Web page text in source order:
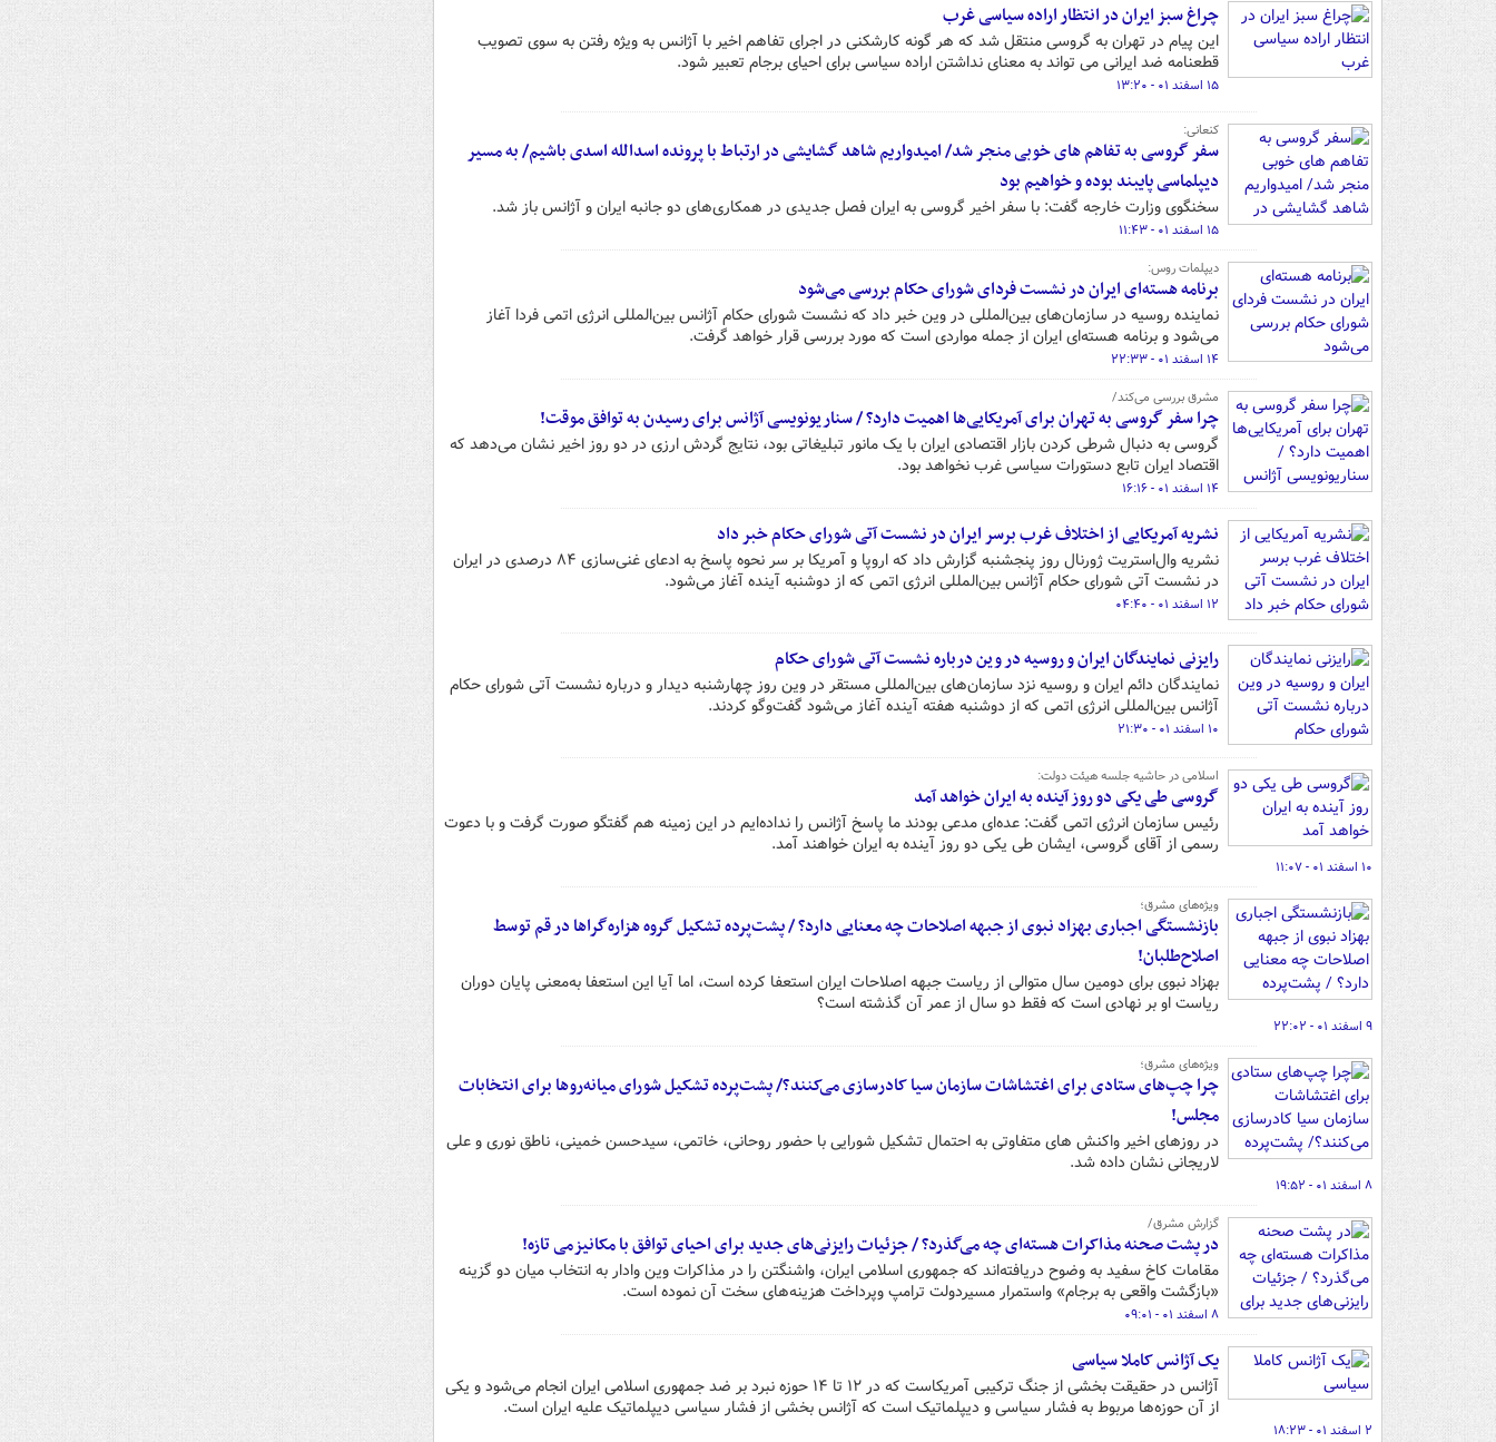
چراغ سبز ایران در انتظار اراده سیاسی غرب
این پیام در تهران به گروسی منتقل شد که هر گونه کارشکنی در اجرای تفاهم اخیر با آژانس به ویژه رفتن به سوی تصویب
قطعنامه ضد ایرانی می تواند به معنای نداشتن اراده سیاسی برای احیای برجام تعبیر شود.
۱۵ اسفند ۰۱ - ۱۳:۲۰
کنعانی:
سفر گروسی به تفاهم های خوبی منجر شد/ امیدواریم شاهد گشایشی در ارتباط با پرونده اسدالله اسدی باشیم/ به مسیر
دیپلماسی پایبند بوده و خواهیم بود
سخنگوی وزارت خارجه گفت: با سفر اخیر گروسی به ایران فصل جدیدی در همکاری‌های دو جانبه ایران و آژانس باز شد.
۱۵ اسفند ۰۱ - ۱۱:۴۳
دیپلمات روس:
برنامه هسته‌ای ایران در نشست فردای شورای حکام بررسی می‌شود
نماینده روسیه در سازمان‌های بین‌المللی در وین خبر داد که نشست شورای حکام آژانس بین‌المللی انرژی اتمی فردا آغاز
می‌شود و برنامه هسته‌ای ایران از جمله مواردی است که مورد بررسی قرار خواهد گرفت.
۱۴ اسفند ۰۱ - ۲۲:۳۳
مشرق بررسی می‌کند/
چرا سفر گروسی به تهران برای آمریکایی‌ها اهمیت دارد؟ / سناریونویسی آژانس برای رسیدن به توافق موقت!
گروسی به دنبال شرطی کردن بازار اقتصادی ایران با یک مانور تبلیغاتی بود، نتایج گردش ارزی در دو روز اخیر نشان می‌دهد که
اقتصاد ایران تابع دستورات سیاسی غرب نخواهد بود.
۱۴ اسفند ۰۱ - ۱۶:۱۶
نشریه آمریکایی از اختلاف غرب برسر ایران در نشست آتی شورای حکام خبر داد
نشریه وال‌استریت ژورنال روز پنجشنبه گزارش داد که اروپا و آمریکا بر سر نحوه پاسخ به ادعای غنی‌سازی ۸۴ درصدی در ایران
در نشست آتی شورای حکام آژانس بین‌المللی انرژی اتمی که از دوشنبه آینده آغاز می‌شود.
۱۲ اسفند ۰۱ - ۰۴:۴۰
رایزنی نمایندگان ایران و روسیه در وین درباره نشست آتی شورای حکام
نمایندگان دائم ایران و روسیه نزد سازمان‌های بین‌المللی مستقر در وین روز چهارشنبه دیدار و درباره نشست آتی شورای حکام
آژانس بین‌المللی انرژی اتمی که از دوشنبه هفته آینده آغاز می‌شود گفت‌وگو کردند.
۱۰ اسفند ۰۱ - ۲۱:۳۰
اسلامی در حاشیه جلسه هیئت دولت:
گروسی طی یکی دو روز آینده به ایران خواهد آمد
رئیس سازمان انرژی اتمی گفت: عده‌ای مدعی بودند ما پاسخ آژانس را نداده‌ایم در این زمینه هم گفتگو صورت گرفت و با دعوت
رسمی از آقای گروسی، ایشان طی یکی دو روز آینده به ایران خواهند آمد.
۱۰ اسفند ۰۱ - ۱۱:۰۷
ویژه‌های مشرق؛
بازنشستگی اجباری بهزاد نبوی از جبهه اصلاحات چه معنایی دارد؟ / پشت‌پرده تشکیل گروه هزاره‌گراها در قم توسط
اصلاح‌طلبان!
بهزاد نبوی برای دومین سال متوالی از ریاست جبهه اصلاحات ایران استعفا کرده است، اما آیا این استعفا به‌معنی پایان دوران
ریاست او بر نهادی است که فقط دو سال از عمر آن گذشته است؟
۹ اسفند ۰۱ - ۲۲:۰۲
ویژه‌های مشرق؛
چرا چپ‌های ستادی برای اغتشاشات سازمان سیا کادرسازی می‌کنند؟/ پشت‌پرده تشکیل شورای میانه‌روها برای انتخابات
مجلس!
در روزهای اخیر واکنش های متفاوتی به احتمال تشکیل شورایی با حضور روحانی، خاتمی، سیدحسن خمینی، ناطق نوری و علی
لاریجانی نشان داده شد.
۸ اسفند ۰۱ - ۱۹:۵۲
گزارش مشرق/
در پشت صحنه مذاکرات هسته‌ای چه می‌گذرد؟ / جزئیات رایزنی‌های جدید برای احیای توافق با مکانیزمی تازه!
مقامات کاخ سفید به وضوح دریافته‌اند که جمهوری اسلامی ایران، واشنگتن را در مذاکرات وین وادار به انتخاب میان دو گزینه
«بازگشت واقعی به برجام» واستمرار مسیردولت ترامپ وپرداخت هزینه‌های سخت آن نموده است.
۸ اسفند ۰۱ - ۰۹:۰۱
یک آژانس کاملا سیاسی
آژانس در حقیقت بخشی از جنگ ترکیبی آمریکاست که در ۱۲ تا ۱۴ حوزه نبرد بر ضد جمهوری اسلامی ایران انجام می‌شود و یکی
از آن حوزه‌ها مربوط به فشار سیاسی و دیپلماتیک است که آژانس بخشی از فشار سیاسی دیپلماتیک علیه ایران است.
۲ اسفند ۰۱ - ۱۸:۲۳